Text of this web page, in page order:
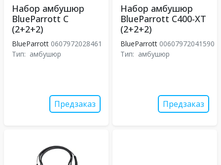
Набор амбушюр
BlueParrott C
(2+2+2)
BlueParrott 0607972028461
Тип: амбушюр
Предзаказ
Набор амбушюр
BlueParrott C400-XT
(2+2+2)
BlueParrott 00607972041590
Тип: амбушюр
Предзаказ